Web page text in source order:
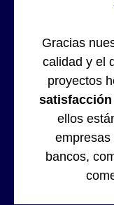
Gracias
calidad y el
proyectos
ellos
empresas
bancos,